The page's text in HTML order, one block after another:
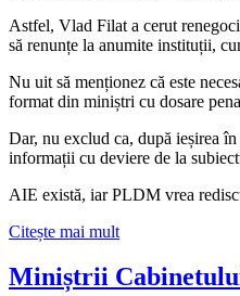
Astfel, Vlad Filat a cerut
să renunțe la anumite instituții,
Nu uit să menționez că este
format din miniștri cu dosare
Dar, nu exclud ca, după ieșirea
informații cu deviere de la
AIE există, iar PLDM vrea
Citește mai mult
Miniștrii